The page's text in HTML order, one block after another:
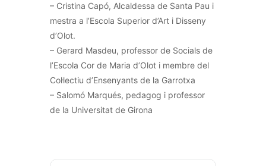
– Cristina Capó, Alcaldessa de Santa Pau i
mestra a l’Escola Superior d’Art i Disseny
d’Olot.
– Gerard Masdeu, professor de Socials de
l’Escola Cor de Maria d’Olot i membre del
Col·lectiu d’Ensenyants de la Garrotxa
– Salomó Marqués, pedagog i professor
de la Universitat de Girona